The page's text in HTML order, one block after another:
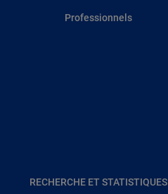
Professionnels
RECHERCHE ET STATISTIQUES